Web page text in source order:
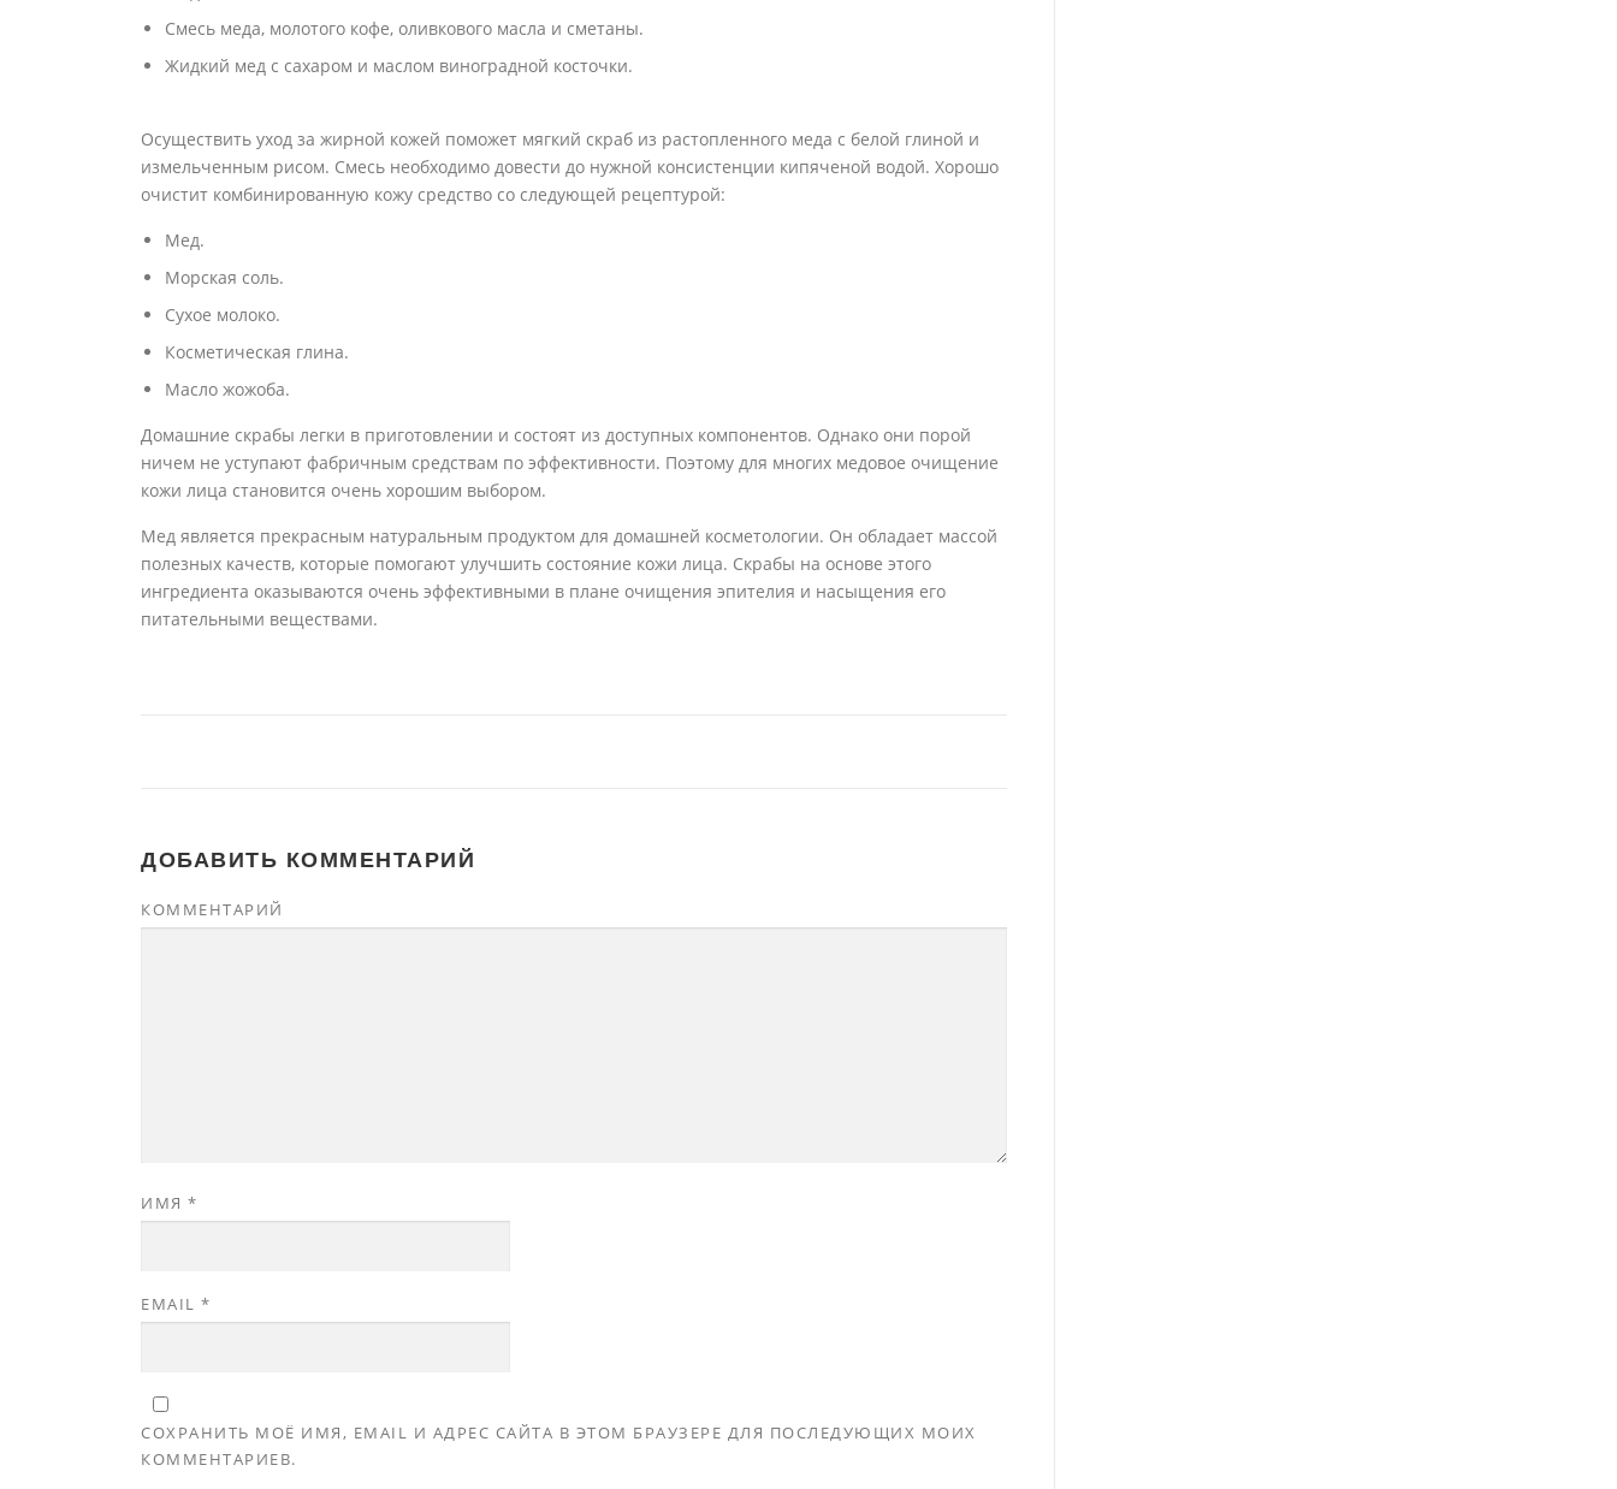
Смесь меда, молотого кофе, оливкового масла и сметаны.
Жидкий мед с сахаром и маслом виноградной косточки.
Осуществить уход за жирной кожей поможет мягкий скраб из растопленного меда с белой глиной и
измельченным рисом. Смесь необходимо довести до нужной консистенции кипяченой водой. Хорошо
очистит комбинированную кожу средство со следующей рецептурой:
Мед.
Морская соль.
Сухое молоко.
Косметическая глина.
Масло жожоба.
Домашние скрабы легки в приготовлении и состоят из доступных компонентов. Однако они порой
ничем не уступают фабричным средствам по эффективности. Поэтому для многих медовое очищение
кожи лица становится очень хорошим выбором.
Мед является прекрасным натуральным продуктом для домашней косметологии. Он обладает массой
полезных качеств, которые помогают улучшить состояние кожи лица. Скрабы на основе этого
ингредиента оказываются очень эффективными в плане очищения эпителия и насыщения его
питательными веществами.
ДОБАВИТЬ КОММЕНТАРИЙ
КОММЕНТАРИЙ
ИМЯ *
EMAIL *
СОХРАНИТЬ МОЁ ИМЯ, EMAIL И АДРЕС САЙТА В ЭТОМ БРАУЗЕРЕ ДЛЯ ПОСЛЕДУЮЩИХ МОИХ
КОММЕНТАРИЕВ.